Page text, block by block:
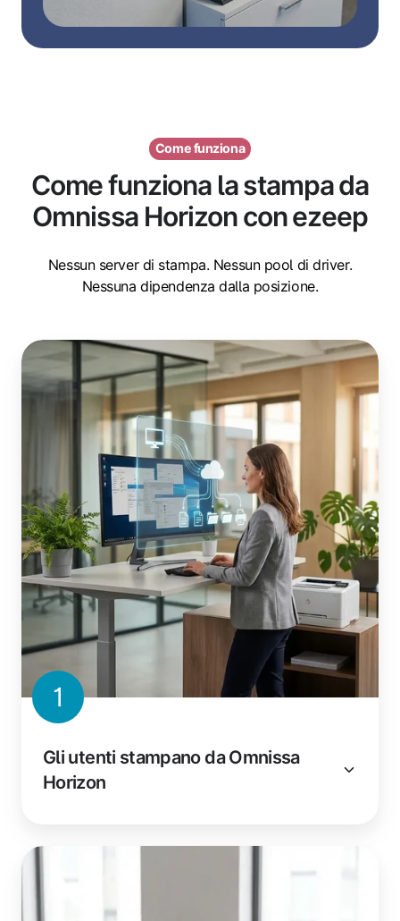
Come funziona
Come funziona la stampa da
Omnissa Horizon con ezeep
Nessun server di stampa. Nessun pool di driver.
Nessuna dipendenza dalla posizione.
1
Gli utenti stampano da Omnissa
Horizon